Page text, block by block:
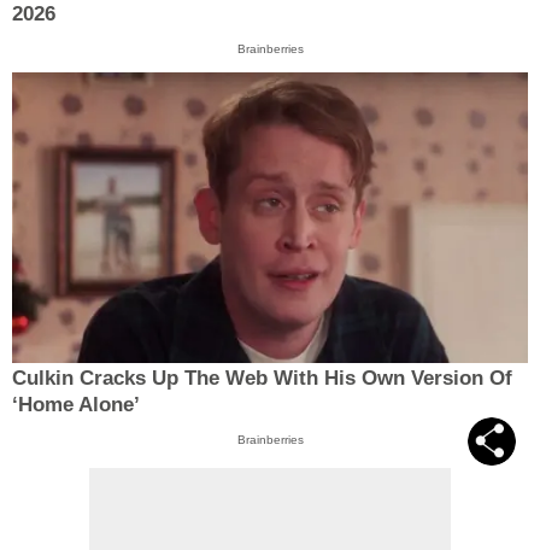
2026
Brainberries
Culkin Cracks Up The Web With His Own Version Of
‘Home Alone’
Brainberries